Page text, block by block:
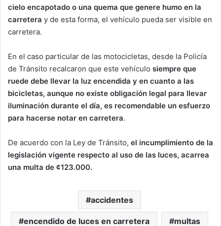
cielo encapotado o una quema que genere humo en la
carretera y de esta forma, el vehículo pueda ser visible en
carretera.
En el caso particular de las motocicletas, desde la Policía
de Tránsito recalcaron que este vehículo siempre que
ruede debe llevar la luz encendida y en cuanto a las
bicicletas, aunque no existe obligación legal para llevar
iluminación durante el día, es recomendable un esfuerzo
para hacerse notar en carretera.
De acuerdo con la Ley de Tránsito, el incumplimiento de la
legislación vigente respecto al uso de las luces, acarrea
una multa de ¢123.000.
accidentes
encendido de luces en carretera multas